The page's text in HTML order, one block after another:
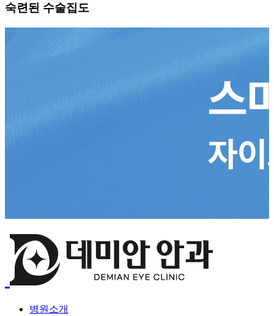
숙련된 수술집도
병원소개